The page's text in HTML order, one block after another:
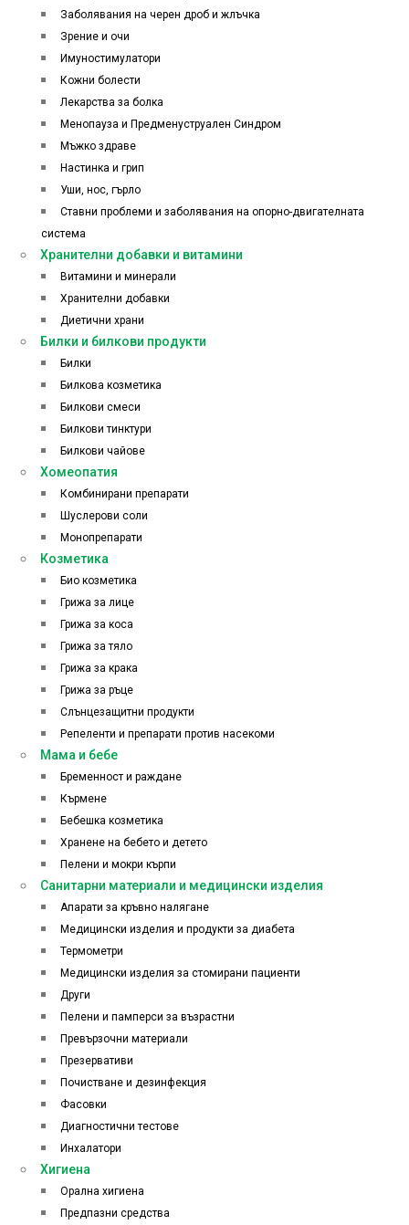
Заболявания на черен дроб и жлъчка
Зрение и очи
Имуностимулатори
Кожни болести
Лекарства за болка
Менопауза и Предменуструален Синдром
Мъжко здраве
Настинка и грип
Уши, нос, гърло
Ставни проблеми и заболявания на опорно-двигателната
система
Хранителни добавки и витамини
Витамини и минерали
Хранителни добавки
Диетични храни
Билки и билкови продукти
Билки
Билкова козметика
Билкови смеси
Билкови тинктури
Билкови чайове
Хомеопатия
Комбинирани препарати
Шуслерови соли
Монопрепарати
Козметика
Био козметика
Грижа за лице
Грижа за коса
Грижа за тяло
Грижа за крака
Грижа за ръце
Слънцезащитни продукти
Репеленти и препарати против насекоми
Мама и бебе
Бременност и раждане
Кърмене
Бебешка козметика
Хранене на бебето и детето
Пелени и мокри кърпи
Санитарни материали и медицински изделия
Апарати за кръвно налягане
Медицински изделия и продукти за диабета
Термометри
Медицински изделия за стомирани пациенти
Други
Пелени и памперси за възрастни
Превързочни материали
Презервативи
Почистване и дезинфекция
Фасовки
Диагностични тестове
Инхалатори
Хигиена
Орална хигиена
Предпазни средства